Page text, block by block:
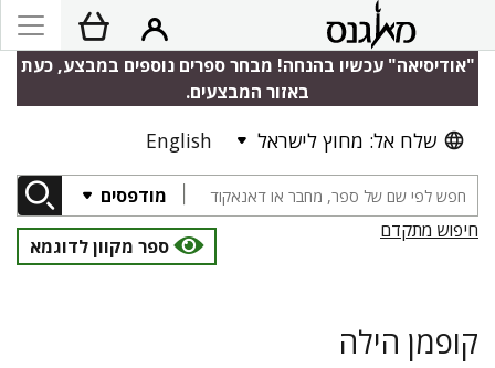
"אודיסיאה" עכשיו בהנחה! מבחר ספרים נוספים במבצע, כעת
באזור המבצעים.
שלח אל: מחוץ לישראל English
מודפסים
חיפוש מתקדם
ספר מקוון לדוגמא
קופמן הילה